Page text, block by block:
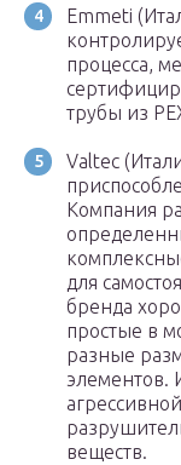
Emmeti
процесса,
трубы из
Valtec
Компания
для
бренда
простые в
разные
элементов.
веществ.